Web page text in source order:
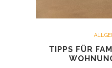
TIPPS FÜR